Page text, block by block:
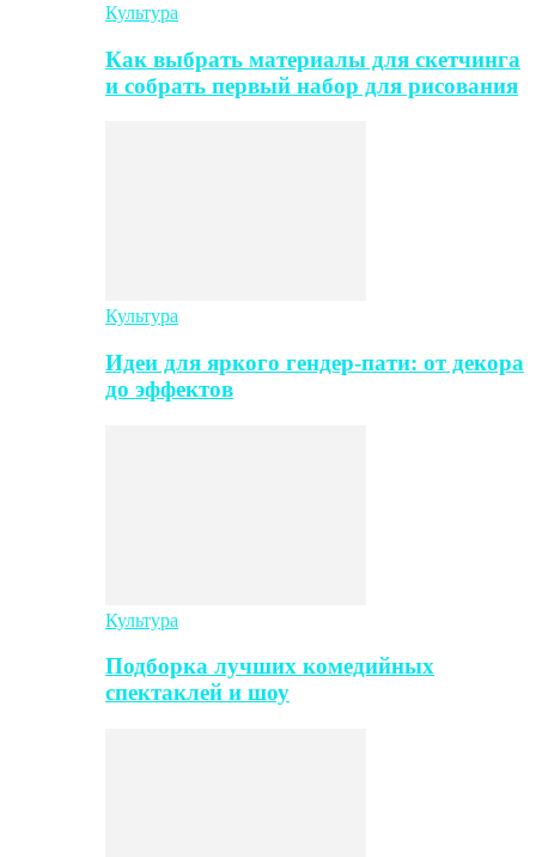
Культура
Как выбрать материалы для скетчинга
и собрать первый набор для рисования
Культура
Идеи для яркого гендер-пати: от декора
до эффектов
Культура
Подборка лучших комедийных
спектаклей и шоу